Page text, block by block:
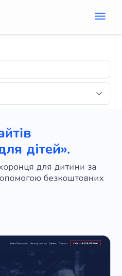
дітей».
для дитини за
безкоштовних